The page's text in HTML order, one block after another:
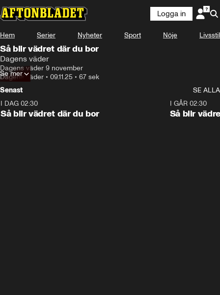
Logga in
Hem Serier Nyheter Sport Nöje Livsstil
Så blir vädret där du bor
Dagens väder
Dagens väder 9 november
Dagens väder • 09.11.25 • 67 sek
Se mer
Senast
SE ALLA
I DAG 02:30
Så blir vädret där du bor
I GÅR 02:30
Så blir